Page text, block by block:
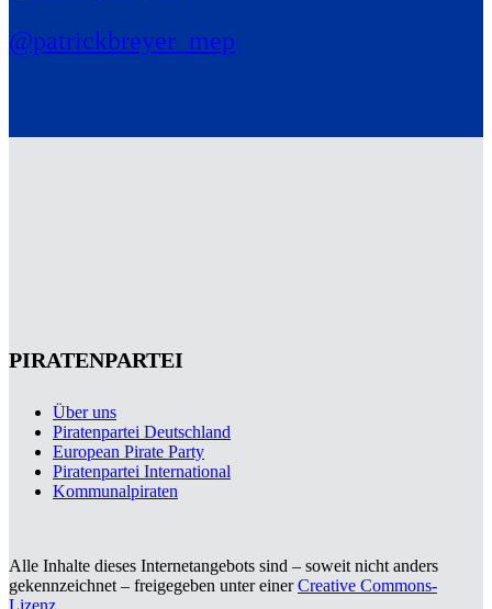
@patrickbreyer_mep
PIRATENPARTEI
Über uns
Piratenpartei Deutschland
European Pirate Party
Piratenpartei International
Kommunalpiraten
Alle Inhalte dieses Internetangebots sind – soweit nicht anders
gekennzeichnet – freigegeben unter einerCreative Commons-
Lizenz